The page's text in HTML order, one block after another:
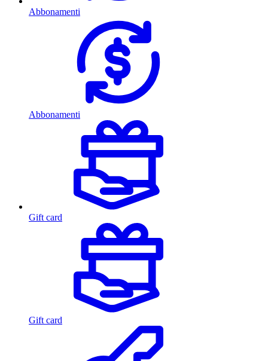
Abbonamenti
Abbonamenti
Gift card
Gift card